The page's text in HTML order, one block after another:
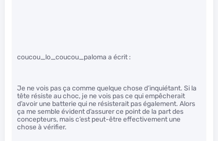
coucou_lo_coucou_paloma a écrit :
Je ne vois pas ça comme quelque chose d’inquiétant. Si la
tête résiste au choc, je ne vois pas ce qui empêcherait
d’avoir une batterie qui ne résisterait pas également. Alors
ça me semble évident d’assurer ce point de la part des
concepteurs, mais c’est peut-être effectivement une
chose à vérifier.